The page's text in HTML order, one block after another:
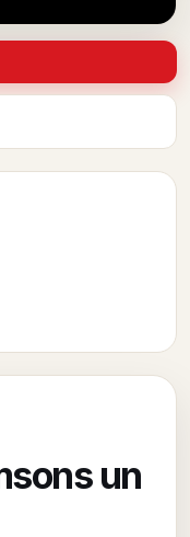
un